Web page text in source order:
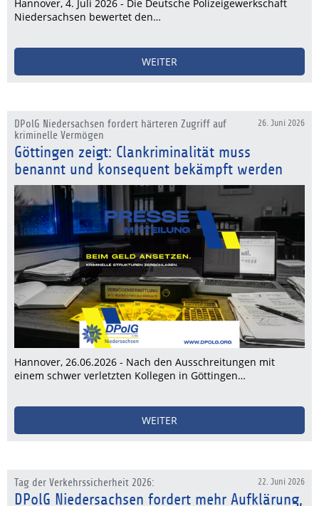
Hannover, 4. Juli 2026 - Die Deutsche Polizeigewerkschaft
Niedersachsen bewertet den…
WEITER
26. Juni 2026
DPolG Niedersachsen fordert härteren Zugriff auf
kriminelle Vermögen
Göttingen zeigt: Clankriminalität muss
benannt und konsequent bekämpft werden
Hannover, 26.06.2026 - Nach den Ausschreitungen mit
einem schwer verletzten Kollegen in Göttingen…
WEITER
22. Juni 2026
Tag der Verkehrssicherheit 2026:
DPolG Niedersachsen fordert mehr Aufklärung,